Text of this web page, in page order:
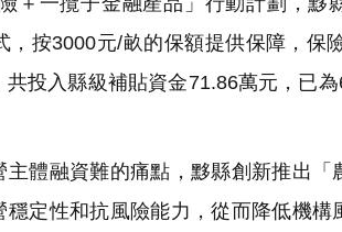
按3000元/畝的保額提供保障，保
投入縣級補貼資金71.86萬元，已
體融資難的痛點，黟縣創新推出「
定性和抗風險能力，從而降低機構